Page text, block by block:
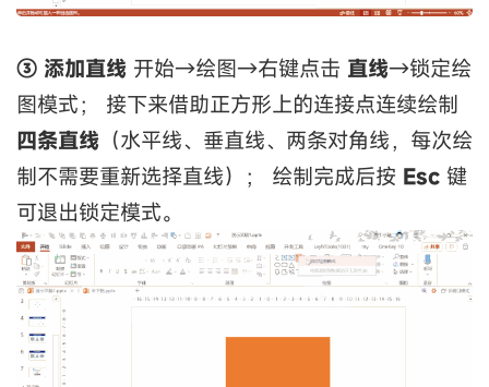
③ 添加直线 开始→绘图→右键点击 直线→锁定绘
图模式； 接下来借助正方形上的连接点连续绘制
四条直线 （水平线、垂直线、两条对角线，每次绘
制不需要重新选择直线）； 绘制完成后按 Esc 键
可退出锁定模式。